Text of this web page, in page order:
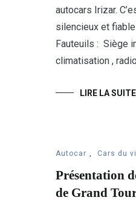
autocars Irizar.
silencieux et
Fauteuils : Siège
climatisation ,
LIRE LA SUITE
Autocar , Cars du
Présentation
de Grand